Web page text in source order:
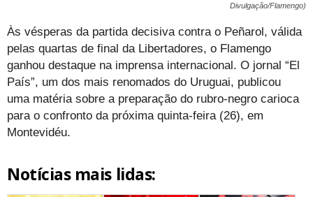
Divulgação/Flamengo)
Às vésperas da partida decisiva contra o Peñarol, válida
pelas quartas de final da Libertadores, o Flamengo
ganhou destaque na imprensa internacional. O jornal “El
País”, um dos mais renomados do Uruguai, publicou
uma matéria sobre a preparação do rubro-negro carioca
para o confronto da próxima quinta-feira (26), em
Montevidéu.
Notícias mais lidas: